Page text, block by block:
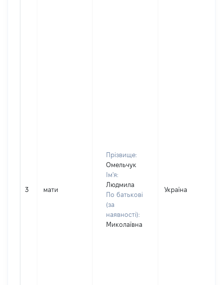
3 мати
Прізвище:
Омельчук
Ім'я:
Людмила
По батькові
(за
наявності):
Миколаївна
Україна